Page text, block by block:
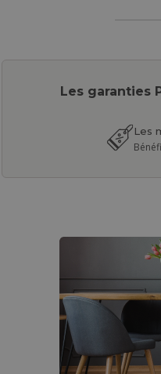
Les garanties
Les